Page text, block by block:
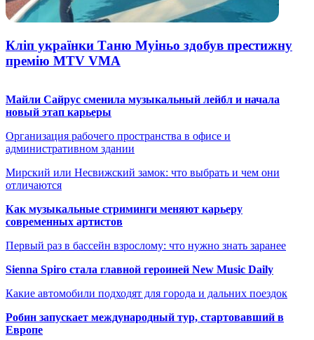
Кліп українки Таню Муіньо здобув престижну
премію MTV VMA
Майли Сайрус сменила музыкальный лейбл и начала
новый этап карьеры
Организация рабочего пространства в офисе и
административном здании
Мирский или Несвижский замок: что выбрать и чем они
отличаются
Как музыкальные стриминги меняют карьеру
современных артистов
Первый раз в бассейн взрослому: что нужно знать заранее
Sienna Spiro стала главной героиней New Music Daily
Какие автомобили подходят для города и дальних поездок
Робин запускает международный тур, стартовавший в
Европе